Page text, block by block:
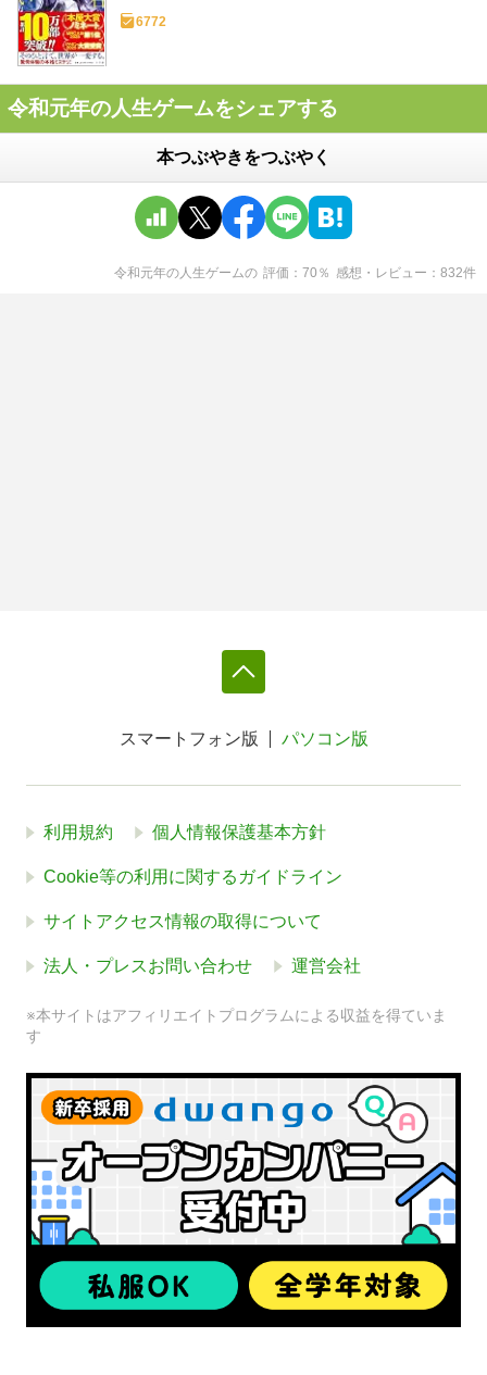
6772
令和元年の人生ゲームをシェアする
本つぶやきをつぶやく
令和元年の人生ゲームの 評価 70 ％ 感想・レビュー 832件
スマートフォン版 パソコン版
利用規約 個人情報保護基本方針
Cookie等の利用に関するガイドライン
サイトアクセス情報の取得について
法人・プレスお問い合わせ 運営会社
※本サイトはアフィリエイトプログラムによる収益を得ていま
す